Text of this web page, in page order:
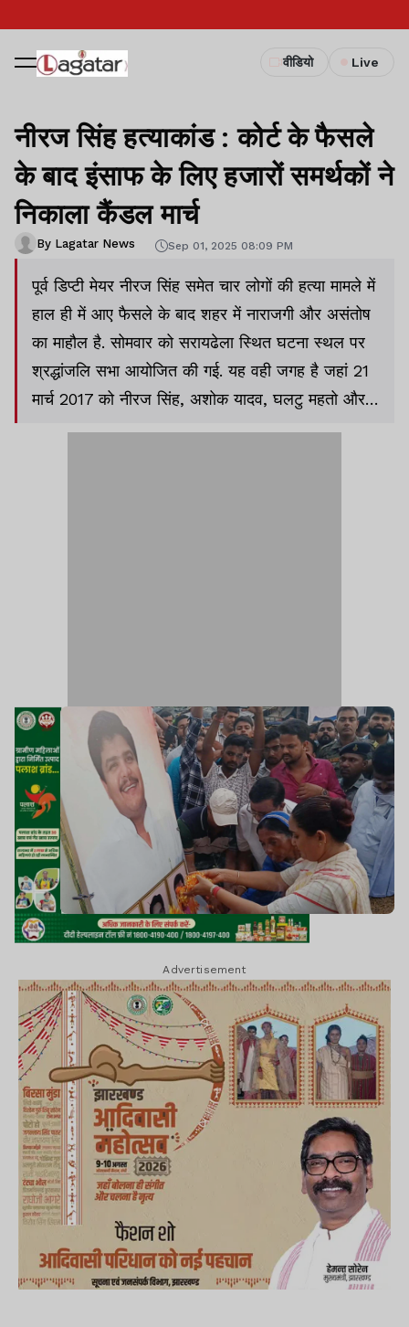
वीडियो Live
नीरज सिंह हत्याकांड : कोर्ट के फैसले
के बाद इंसाफ के लिए हजारों समर्थकों ने
निकाला कैंडल मार्च
By Lagatar News Sep 01, 2025 08:09 PM
पूर्व डिप्टी मेयर नीरज सिंह समेत चार लोगों की हत्या मामले में
हाल ही में आए फैसले के बाद शहर में नाराजगी और असंतोष
का माहौल है. सोमवार को सरायढेला स्थित घटना स्थल पर
श्रद्धांजलि सभा आयोजित की गई. यह वही जगह है जहां 21
मार्च 2017 को नीरज सिंह, अशोक यादव, घलटु महतो और
Advertisement